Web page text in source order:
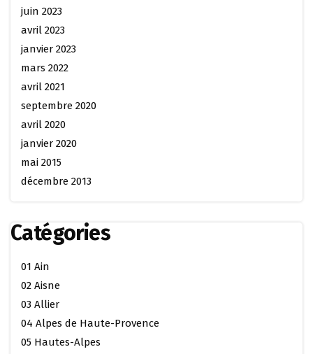
juin 2023
avril 2023
janvier 2023
mars 2022
avril 2021
septembre 2020
avril 2020
janvier 2020
mai 2015
décembre 2013
Catégories
01 Ain
02 Aisne
03 Allier
04 Alpes de Haute-Provence
05 Hautes-Alpes